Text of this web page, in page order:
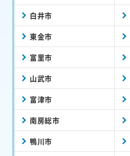
白井市
東金市
富里市
山武市
富津市
南房総市
鴨川市